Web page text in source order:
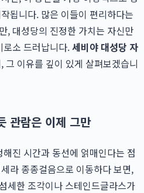
됩니다. 많은 이들이 편리하다는
, 대성당의 진정한 가치는 자신만
소 드러납니다.세비야 대성당 자
그 이유를 깊이 있게 살펴보겠습니
관람은 이제 그만
진 시간과 동선에 얽매인다는 점
라 종종걸음으로 이동하다 보면,
세한 조각이나 스테인드글라스가